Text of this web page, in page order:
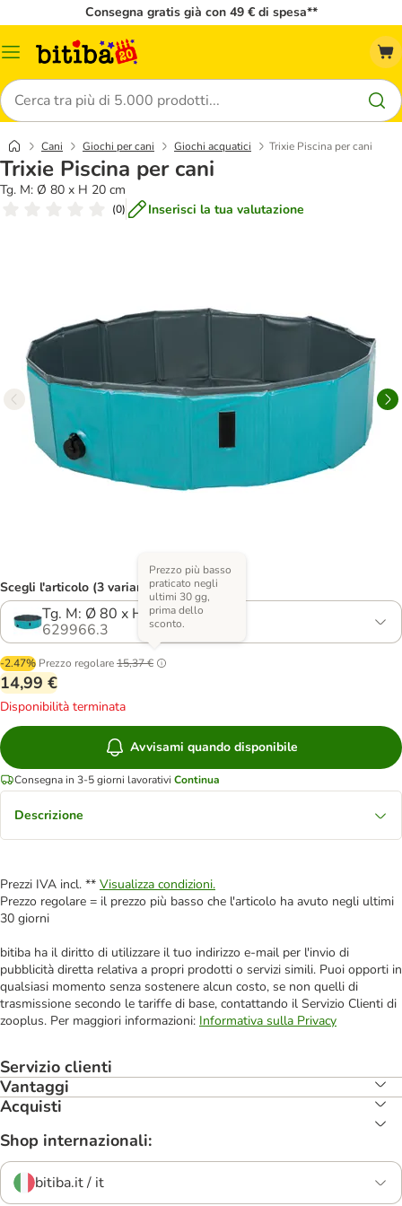
Consegna gratis già con 49 € di spesa**
Overview
Cerca
Cani Giochi per cani Giochi acquatici Trixie Piscina per cani
Trixie Piscina per cani
Tg. M: Ø 80 x H 20 cm
(0) Inserisci la tua valutazione
Scegli l'articolo (3 varianti)
Tg. M: Ø 80 x H 20 cm
629966.3
-2.47% Prezzo regolare15,37 €
Prezzo più basso
praticato negli
ultimi 30 gg,
prima dello
sconto.
14,99 €
Disponibilità terminata
Avvisami quando disponibile
Consegna in 3-5 giorni lavorativi Continua
Descrizione
Prezzi IVA incl. ** Visualizza condizioni.
Prezzo regolare = il prezzo più basso che l'articolo ha avuto negli ultimi
30 giorni
bitiba ha il diritto di utilizzare il tuo indirizzo e-mail per l'invio di
pubblicità diretta relativa a propri prodotti o servizi simili. Puoi opporti in
qualsiasi momento senza sostenere alcun costo, se non quelli di
trasmissione secondo le tariffe di base, contattando il Servizio Clienti di
zooplus. Per maggiori informazioni: Informativa sulla Privacy
Servizio clienti
Vantaggi
Acquisti
Shop internazionali:
bitiba.it / it